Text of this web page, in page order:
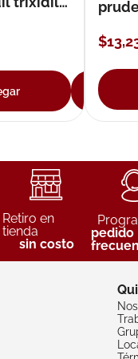
$13,
Retiro en
tienda
sin costo
pedido